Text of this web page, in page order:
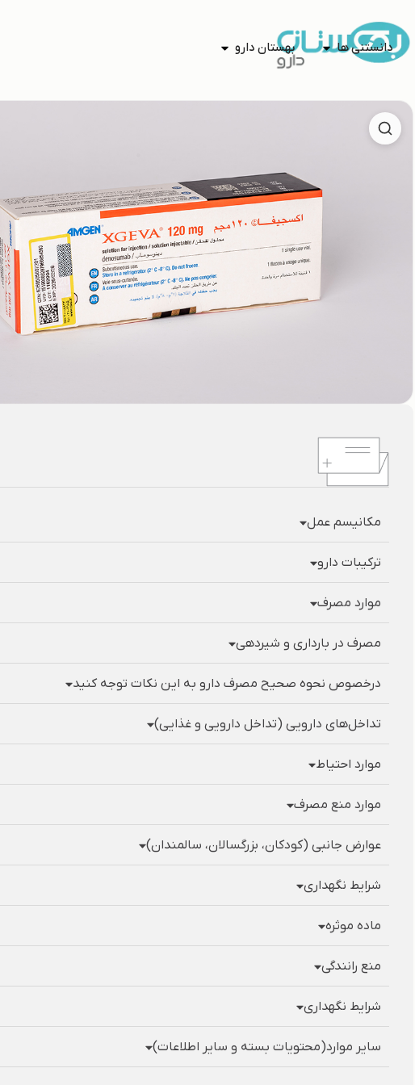
دانستنی ها بهستان دارو
مکانیسم عمل
ترکیبات دارو
موارد مصرف
مصرف در بارداری و شیردهی
درخصوص نحوه صحیح مصرف دارو به این نکات توجه کنید
تداخل‌های دارویی (تداخل دارویی و غذایی)
موارد احتیاط
موارد منع مصرف
عوارض جانبی (کودکان، بزرگسالان، سالمندان)
شرایط نگهداری
ماده موثره
منع رانندگی
شرایط نگهداری
سایر موارد(محتویات بسته و سایر اطلاعات)